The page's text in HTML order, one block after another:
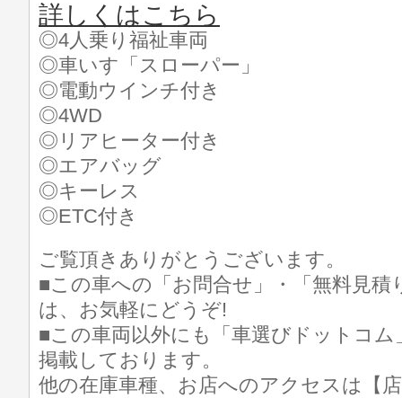
詳しくはこちら
◎4人乗り福祉車両
◎車いす「スローパー」
◎電動ウインチ付き
◎4WD
◎リアヒーター付き
◎エアバッグ
◎キーレス
◎ETC付き
ご覧頂きありがとうございます。
■この車への「お問合せ」・「無料見積
は、お気軽にどうぞ!
■この車両以外にも「車選びドットコ
掲載しております。
他の在庫車種、お店へのアクセスは【